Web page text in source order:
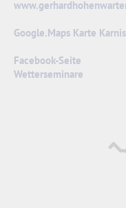
Google.Maps Karte
Facebook-Seite
Wetterseminare